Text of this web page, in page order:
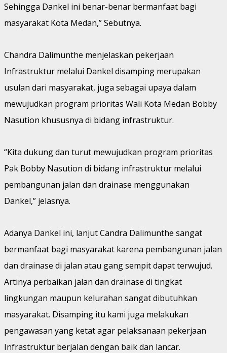
Sehingga Dankel ini benar-benar bermanfaat bagi
masyarakat Kota Medan,” Sebutnya.
Chandra Dalimunthe menjelaskan pekerjaan
Infrastruktur melalui Dankel disamping merupakan
usulan dari masyarakat, juga sebagai upaya dalam
mewujudkan program prioritas Wali Kota Medan Bobby
Nasution khususnya di bidang infrastruktur.
“Kita dukung dan turut mewujudkan program prioritas
Pak Bobby Nasution di bidang infrastruktur melalui
pembangunan jalan dan drainase menggunakan
Dankel,” jelasnya.
Adanya Dankel ini, lanjut Candra Dalimunthe sangat
bermanfaat bagi masyarakat karena pembangunan jalan
dan drainase di jalan atau gang sempit dapat terwujud.
Artinya perbaikan jalan dan drainase di tingkat
lingkungan maupun kelurahan sangat dibutuhkan
masyarakat. Disamping itu kami juga melakukan
pengawasan yang ketat agar pelaksanaan pekerjaan
Infrastruktur berjalan dengan baik dan lancar.